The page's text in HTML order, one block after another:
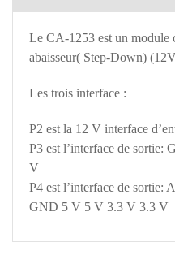
Le CA-1253 est un module
abaisseur( Step-Down)
Les trois interface :
P2 est la 12 V interface
P3 est l’interface de
V
P4 est l’interface de
GND 5 V 5 V 3.3 V 3.3 V